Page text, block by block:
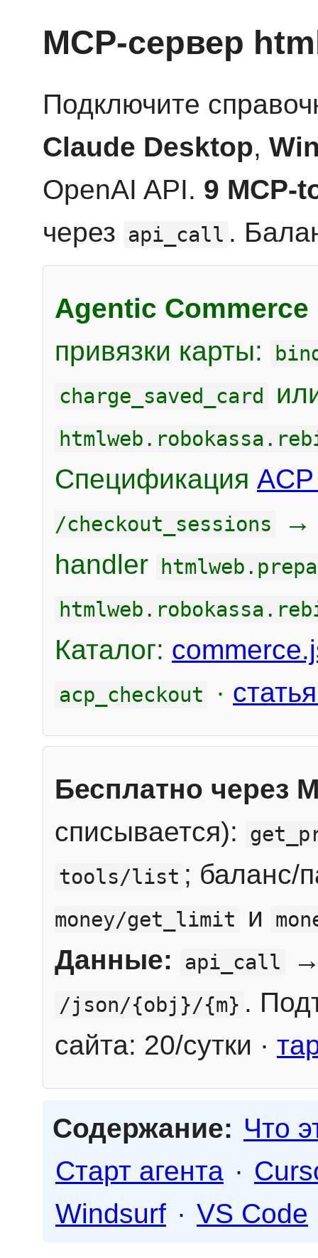
MCP-сервер
Подключите
Claude Desktop,
OpenAI API. 9 MCP-
через api_call .
Agentic Commerce
привязки карты:
charge_saved_card
Спецификация
/checkout_sessions
handler
Каталог:
acp_checkout ·
Бесплатно через
списывается):
tools/list ; баланс/
money/get_limit и
Данные: api_call
/json/{obj}/{m} .
сайта: 20/сутки ·
Содержание: Что
Старт агента ·
Windsurf · VS Code